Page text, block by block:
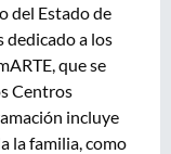
del Estado de
dedicado a los
que se
Centros
incluye
la familia, como